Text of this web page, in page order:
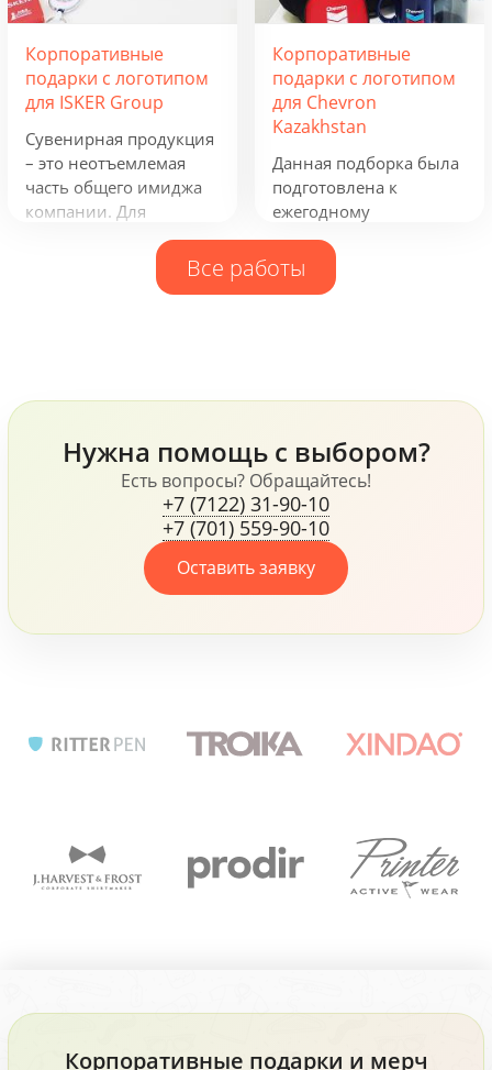
подмигивать в ответ
Вдыхать ягодный
аромат чая и ощущать
кислинку варенья на
языке. Остановись,
мгновение! В
предпраздничной
городской суете
становятся еще ценнее!
Эти сувениры с
сферу деятельности
группы компаний и
будут полезны всем,
кто ведет активную
бизнес-деятельность.
Корпоративные
подарки с логотипом
для ISKER Group
Сувенирная продукция
– это неотъемлемая
часть общего имиджа
компании. Для
компании ISKER Group
Корпоративные
подарки с логотипом
для Chevron
Kazakhstan
Данная подборка была
подготовлена к
ежегодному
обновлению промо
продукции для
сотрудников
Harvest, ручки Senator и
все это говорит о том,
что компания, не
жалеет средств для
своих сотрудников.
Все работы
Нужна помощь с выбором?
Есть вопросы? Обращайтесь!
+7 (7122) 31-90-10
+7 (701) 559-90-10
Оставить заявку
Корпоративные подарки и мерч